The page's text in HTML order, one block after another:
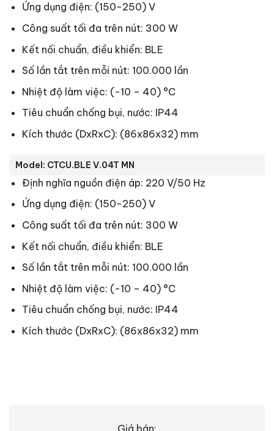
Ứng dụng điện: (150-250) V
Công suất tối đa trên nút: 300 W
Kết nối chuẩn, điều khiển: BLE
Số lần tắt trên mỗi nút: 100.000 lần
Nhiệt độ làm việc: (-10 – 40) °C
Tiêu chuẩn chống bụi, nước: IP44
Kích thước (DxRxC): (86x86x32) mm
Model: CTCU.BLE V.04T MN
Định nghĩa nguồn điện áp: 220 V/50 Hz
Ứng dụng điện: (150-250) V
Công suất tối đa trên nút: 300 W
Kết nối chuẩn, điều khiển: BLE
Số lần tắt trên mỗi nút: 100.000 lần
Nhiệt độ làm việc: (-10 – 40) °C
Tiêu chuẩn chống bụi, nước: IP44
Kích thước (DxRxC): (86x86x32) mm
Giá bán: